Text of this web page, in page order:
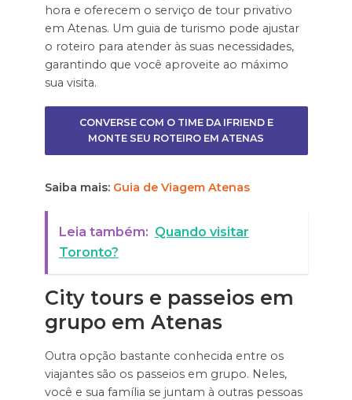
hora e oferecem o serviço de tour privativo
em Atenas. Um guia de turismo pode ajustar
o roteiro para atender às suas necessidades,
garantindo que você aproveite ao máximo
sua visita.
CONVERSE COM O TIME DA IFRIEND E
MONTE SEU ROTEIRO EM ATENAS
Saiba mais: Guia de Viagem Atenas
Leia também: Quando visitar
Toronto?
City tours e passeios em
grupo em Atenas
Outra opção bastante conhecida entre os
viajantes são os passeios em grupo. Neles,
você e sua família se juntam à outras pessoas